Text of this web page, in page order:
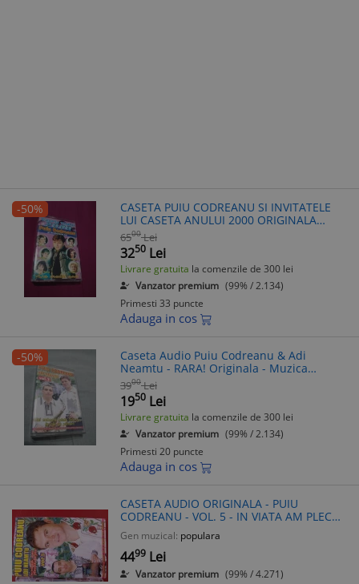
-50%
CASETA PUIU CODREANU SI INVITATELE
LUI CASETA ANULUI 2000 ORIGINALA
RARA!!!!
6500 Lei
3250 Lei
Livrare gratuita la comenzile de 300 lei
Vanzator premium (99% / 2.134)
Primesti 33 puncte
Adauga in cos
-50%
Caseta Audio Puiu Codreanu & Adi
Neamtu - RARA! Originala - Muzica
Populara de Colectie
3900 Lei
1950 Lei
Livrare gratuita la comenzile de 300 lei
Vanzator premium (99% / 2.134)
Primesti 20 puncte
Adauga in cos
CASETA AUDIO ORIGINALA - PUIU
CODREANU - VOL. 5 - IN VIATA AM PLECAT
DE JOS, MUZICA POPULARA
Gen muzical: populara
4499 Lei
Vanzator premium (99% / 4.271)